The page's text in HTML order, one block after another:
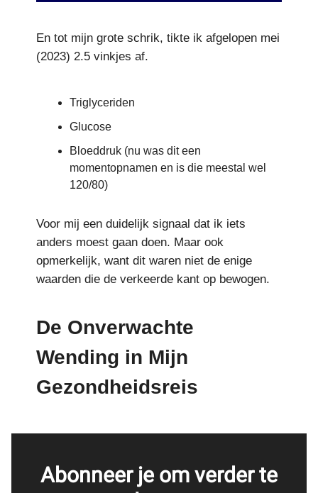
En tot mijn grote schrik, tikte ik afgelopen mei
(2023) 2.5 vinkjes af.
Triglyceriden
Glucose
Bloeddruk (nu was dit een
momentopnamen en is die meestal wel
120/80)
Voor mij een duidelijk signaal dat ik iets
anders moest gaan doen. Maar ook
opmerkelijk, want dit waren niet de enige
waarden die de verkeerde kant op bewogen.
De Onverwachte
Wending in Mijn
Gezondheidsreis
Abonneer je om verder te